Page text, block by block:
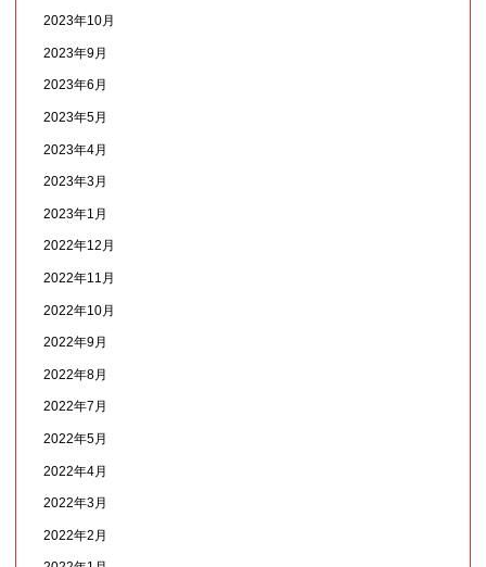
2023年10月
2023年9月
2023年6月
2023年5月
2023年4月
2023年3月
2023年1月
2022年12月
2022年11月
2022年10月
2022年9月
2022年8月
2022年7月
2022年5月
2022年4月
2022年3月
2022年2月